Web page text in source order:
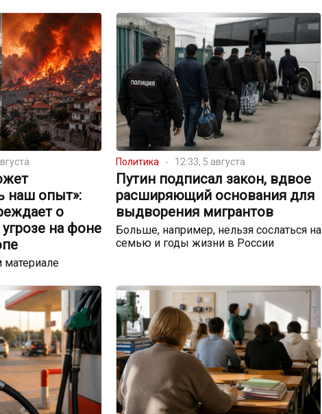
наш опыт»:
о
на фоне
Политика 12:33, 5 августа
Путин подписал закон, вдвое
расширяющий основания для
выдворения мигрантов
Больше, например, нельзя сослаться на
семью и годы жизни в России